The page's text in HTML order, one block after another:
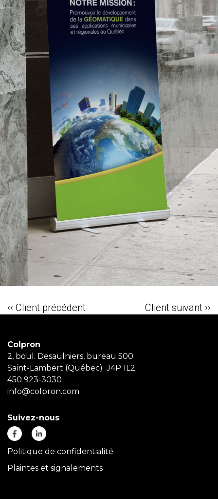
‹‹ Client précédent Client suivant ››
Colpron
2, boul. Desaulniers, bureau 500
Saint-Lambert (Québec) J4P 1L2
450 923-3030
info@colpron.com
Suivez-nous
Politique de confidentialité
Plaintes et signalements